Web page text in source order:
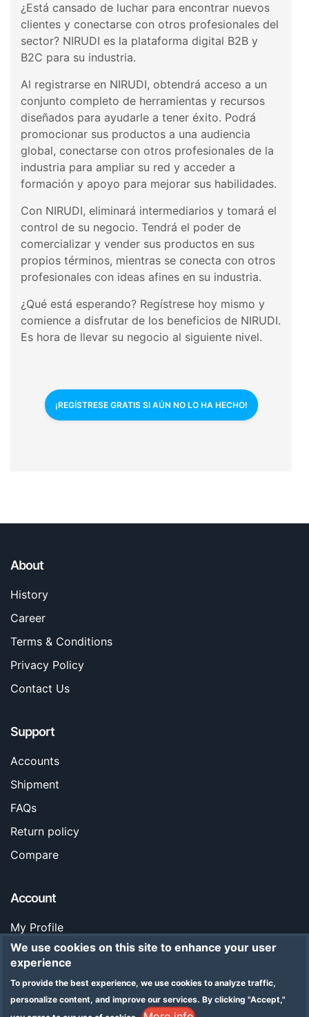
¿Está cansado de luchar para encontrar nuevos
clientes y conectarse con otros profesionales del
sector? NIRUDI es la plataforma digital B2B y
B2C para su industria.
Al registrarse en NIRUDI, obtendrá acceso a un
conjunto completo de herramientas y recursos
diseñados para ayudarle a tener éxito. Podrá
promocionar sus productos a una audiencia
global, conectarse con otros profesionales de la
industria para ampliar su red y acceder a
formación y apoyo para mejorar sus habilidades.
Con NIRUDI, eliminará intermediarios y tomará el
control de su negocio. Tendrá el poder de
comercializar y vender sus productos en sus
propios términos, mientras se conecta con otros
profesionales con ideas afines en su industria.
¿Qué está esperando? Regístrese hoy mismo y
comience a disfrutar de los beneficios de NIRUDI.
Es hora de llevar su negocio al siguiente nivel.
¡REGÍSTRESE GRATIS SI AÚN NO LO HA HECHO!
About
History
Career
Terms & Conditions
Privacy Policy
Contact Us
Support
Accounts
Shipment
FAQs
Return policy
Compare
Account
My Profile
Orders
Legal Notice
We use cookies on this site to enhance your user
experience
To provide the best experience, we use cookies to analyze traffic,
personalize content, and improve our services. By clicking "Accept,"